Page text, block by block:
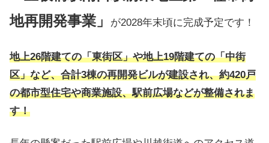
地再開発事業」
が2028年末頃に完成予定です！
地上26階建ての「東街区」や地上19階建ての「中街
区」など、合計3棟の再開発ビルが建設され、約420戸
の都市型住宅や商業施設、駅前広場などが整備されま
す！